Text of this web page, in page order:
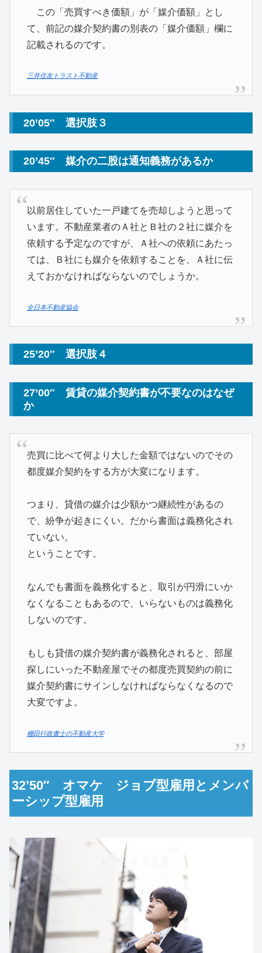
この「売買すべき価額」が「媒介価額」とし
て、前記の媒介契約書の別表の「媒介価額」欄に
記載されるのです。
三井住友トラスト不動産
20’05″ 選択肢３
20’45″ 媒介の二股は通知義務があるか
以前居住していた一戸建てを売却しようと思って
います。不動産業者のＡ社とＢ社の２社に媒介を
依頼する予定なのですが、Ａ社への依頼にあたっ
ては、Ｂ社にも媒介を依頼することを、Ａ社に伝
えておかなければならないのでしょうか。
全日本不動産協会
25’20″ 選択肢４
27’00″ 賃貸の媒介契約書が不要なのはなぜ
か
売買に比べて何より大した金額ではないのでその
都度媒介契約をする方が大変になります。
つまり、貸借の媒介は少額かつ継続性があるの
で、紛争が起きにくい。だから書面は義務化され
ていない。
ということです。
なんでも書面を義務化すると、取引が円滑にいか
なくなることもあるので、いらないものは義務化
しないのです。
もしも貸借の媒介契約書が義務化されると、部屋
探しにいった不動産屋でその都度売買契約の前に
媒介契約書にサインしなければならなくなるので
大変ですよ。
棚田行政書士の不動産大学
32’50″ オマケ ジョブ型雇用とメンバ
ーシップ型雇用